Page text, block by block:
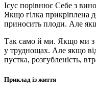
Ісус порівнює Себе з
Якщо гілка прикріплена
приносить плоди. Але
Так само й ми. Якщо ми з
у труднощах. Але якщо
пустка, розгубленість,
Приклад із життя